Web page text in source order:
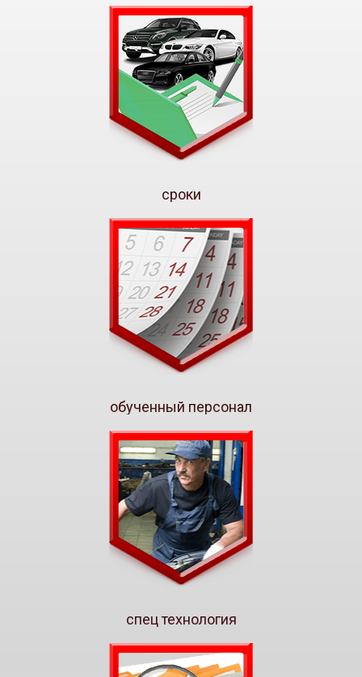
сроки
обученный персонал
спец технология